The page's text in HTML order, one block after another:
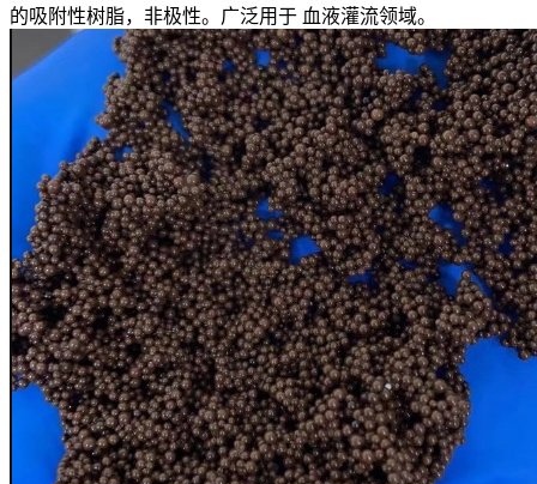
的吸附性树脂，非极性。广泛用于 血液灌流领域。